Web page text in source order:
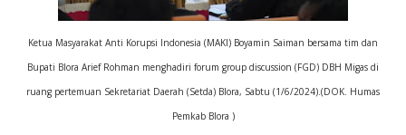
Ketua Masyarakat Anti Korupsi Indonesia (MAKI) Boyamin Saiman bersama tim dan
Bupati Blora Arief Rohman menghadiri forum group discussion (FGD) DBH Migas di
ruang pertemuan Sekretariat Daerah (Setda) Blora, Sabtu (1/6/2024).(DOK. Humas
Pemkab Blora )